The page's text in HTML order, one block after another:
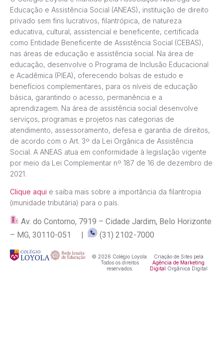
Educação e Assistência Social (ANEAS), instituição de direito
privado sem fins lucrativos, filantrópica, de natureza
educativa, cultural, assistencial e beneficente, certificada
como Entidade Beneficente de Assistência Social (CEBAS),
nas áreas de educação e assistência social. Na área de
educação, desenvolve o Programa de Inclusão Educacional
e Acadêmica (PIEA), oferecendo bolsas de estudo e
benefícios complementares, para os níveis de educação
básica, garantindo o acesso, permanência e a
aprendizagem. Na área de assistência social desenvolve
serviços, programas e projetos nas categorias de
atendimento, assessoramento, defesa e garantia de direitos,
de acordo com o Art. 3º da Lei Orgânica de Assistência
Social. A ANEAS atua em conformidade à legislação vigente
por meio da Lei Complementar nº 187 de 16 de dezembro de
2021.
Clique aqui e saiba mais sobre a importância da filantropia
(imunidade tributária) para o país.
Av. do Contorno, 7919 – Cidade Jardim, Belo Horizonte
– MG, 30110-051 |
(31) 2102-7000
© 2026 Colégio Loyola.
Todos os direitos
reservados.
Criação de Sites pela
Agência de Marketing
Digital Orgânica Digital